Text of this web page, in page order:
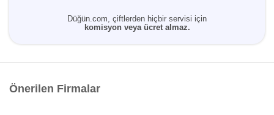
Düğün.com, çiftlerden hiçbir servisi için
komisyon veya ücret almaz.
Önerilen Firmalar